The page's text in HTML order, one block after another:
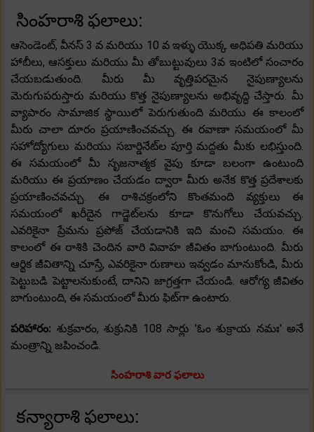
సింహరాశి ఫలాలు:
ఆసెండెంట్, వీనస్ 3 వ మరియు 10 వ ఇళ్ళు యొక్క అధిపతి మరియు
హాబీలు, ఆసక్తులు మరియు మీ తోబుట్టువులు 3వ ఇంటిలో సంచారం
చేయబడుతుంది. మీరు మీ వృత్తిపరమైన నైపుణ్యాలను
మెరుగుపరుస్తారు మరియు కొత్త నైపుణ్యాలను అభివృద్ధి చేస్తారు. మీ
వ్యాపారం సామాజిక స్థాయిలో పెరుగుతుంది మరియు ఈ కాలంలో
మీరు చాలా దూరం ప్రయాణించవచ్చు. ఈ రవాణా సమయంలో మీ
సహోద్యోగులు మరియు సబార్డినేట్‌ల పూర్తి మద్దతు మీకు లభిస్తుంది.
ఈ సమయంలో మీ సృజనాత్మక వైపు కూడా బలంగా ఉంటుంది
మరియు ఈ ప్రయాణం చేయడం ద్వారా మీరు అనేక కొత్త ప్రదేశాలకు
ప్రయాణించవచ్చు. ఈ రాశిచక్రంలోని కొంతమంది వ్యక్తులు ఈ
సమయంలో ఖరీదైన గాడ్జెట్‌లను కూడా కొనుగోలు చేయవచ్చు.
ఎవరికైనా ప్రేమను ప్రపోజ్ చేయడానికి ఇది మంచి సమయం. ఈ
కాలంలో ఈ రాశికి చెందిన వారి వివాహ జీవితం బాగుంటుంది. మీరు
ఆర్థిక జీవితాన్ని చూస్తే, ఎవరికైనా రుణాలు ఇవ్వడం మానుకోండి, మీరు
పెట్టుబడి పెట్టాలనుకుంటే, దానిని జాగ్రత్తగా చేయండి. ఆరోగ్య జీవితం
బాగుంటుంది, ఈ సమయంలో మీరు ఫిట్‌గా ఉంటారు.
పరిహారం: శుక్రవారం, శుక్రునికి 108 సార్లు 'ఓం శుక్రాయ నమః' అనే
మంత్రాన్ని జపించండి.
సింహరాశి వార ఫలాలు
కన్యారాశి ఫలాలు: